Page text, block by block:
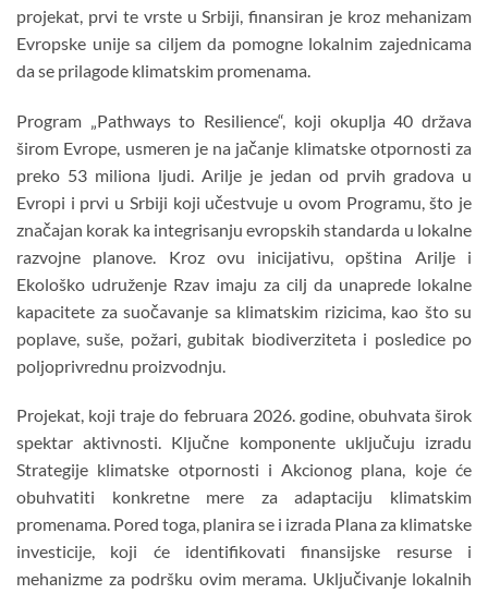
projekat, prvi te vrste u Srbiji, finansiran je kroz mehanizam
Evropske unije sa ciljem da pomogne lokalnim zajednicama
da se prilagode klimatskim promenama.
Program „Pathways to Resilience“, koji okuplja 40 država
širom Evrope, usmeren je na jačanje klimatske otpornosti za
preko 53 miliona ljudi. Arilje je jedan od prvih gradova u
Evropi i prvi u Srbiji koji učestvuje u ovom Programu, što je
značajan korak ka integrisanju evropskih standarda u lokalne
razvojne planove. Kroz ovu inicijativu, opština Arilje i
Ekološko udruženje Rzav imaju za cilj da unaprede lokalne
kapacitete za suočavanje sa klimatskim rizicima, kao što su
poplave, suše, požari, gubitak biodiverziteta i posledice po
poljoprivrednu proizvodnju.
Projekat, koji traje do februara 2026. godine, obuhvata širok
spektar aktivnosti. Ključne komponente uključuju izradu
Strategije klimatske otpornosti i Akcionog plana, koje će
obuhvatiti konkretne mere za adaptaciju klimatskim
promenama. Pored toga, planira se i izrada Plana za klimatske
investicije, koji će identifikovati finansijske resurse i
mehanizme za podršku ovim merama. Uključivanje lokalnih